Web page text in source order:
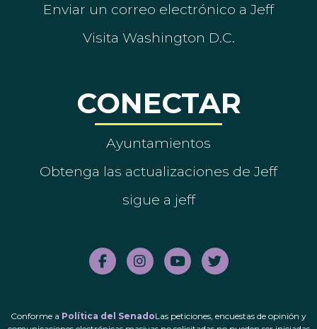
Enviar un correo electrónico a Jeff
Visita Washington D.C.
CONECTAR
Ayuntamientos
Obtenga las actualizaciones de Jeff
sigue a jeff
Conforme a Política del SenadoLas peticiones, encuestas de opinión y